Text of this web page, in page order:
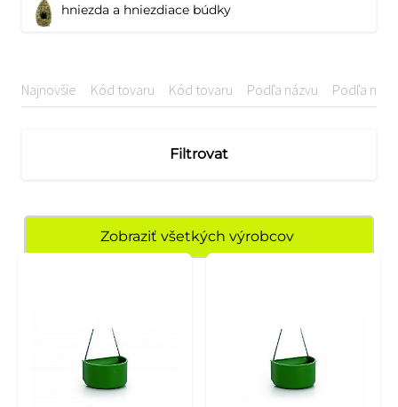
hniezda a hniezdiace búdky
Najnovšie Kód tovaru Kód tovaru Podľa názvu Podľa
Filtrovat
Zobraziť všetkých výrobcov